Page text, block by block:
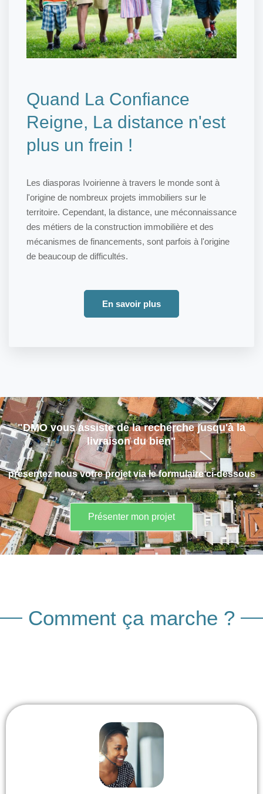
Quand La Confiance
Reigne, La distance n'est
plus un frein !
Les diasporas Ivoirienne à travers le monde sont à
l'origine de nombreux projets immobiliers sur le
territoire. Cependant, la distance, une méconnaissance
des métiers de la construction immobilière et des
mécanismes de financements, sont parfois à l'origine
de beaucoup de difficultés.
En savoir plus
"DMO vous assiste de la recherche jusqu'à la
livraison du bien"
présentez nous votre projet via le formulaire ci-dessous
Présenter mon projet
Comment ça marche ?